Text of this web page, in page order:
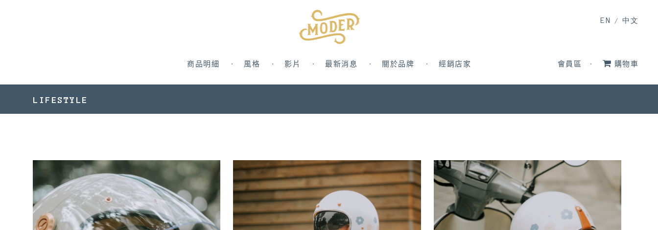
商品明細 風格 影片 最新消息 關於品牌 經銷店家 會員區 購物車
EN / 中文
LIFESTYLE